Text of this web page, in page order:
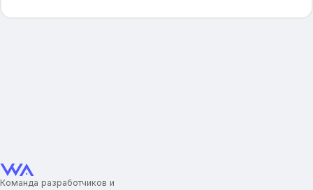
Команда разработчиков и